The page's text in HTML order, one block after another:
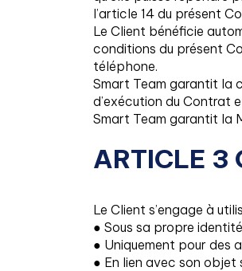
l’article 14 du présent
Le Client bénéficie
conditions du présent
téléphone.
Smart Team garantit la
d’exécution du Contrat
Smart Team garantit la
ARTICLE 3
Le Client s’engage à
● Sous sa propre
● Uniquement pour des
● En lien avec son objet